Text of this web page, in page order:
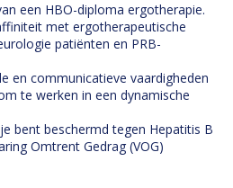
een HBO-diploma ergotherapie.
met ergotherapeutische
patiënten en PRB-
en communicatieve vaardigheden
te werken in een dynamische
bent beschermd tegen Hepatitis B
Omtrent Gedrag (VOG)